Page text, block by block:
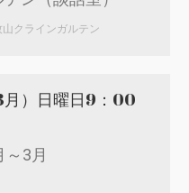
山クラインガルテン
月）日曜日9：00
3月